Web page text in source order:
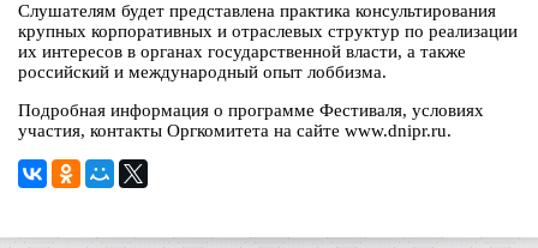
Слушателям будет представлена практика консультирования
крупных корпоративных и отраслевых структур по реализации
их интересов в органах государственной власти, а также
российский и международный опыт лоббизма.
Подробная информация о программе Фестиваля, условиях
участия, контакты Оргкомитета на сайте www.dnipr.ru.